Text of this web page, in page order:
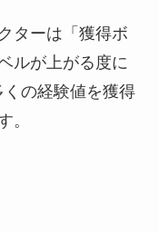
ターは「獲得ボ
ルが上がる度に
の経験値を獲得
。